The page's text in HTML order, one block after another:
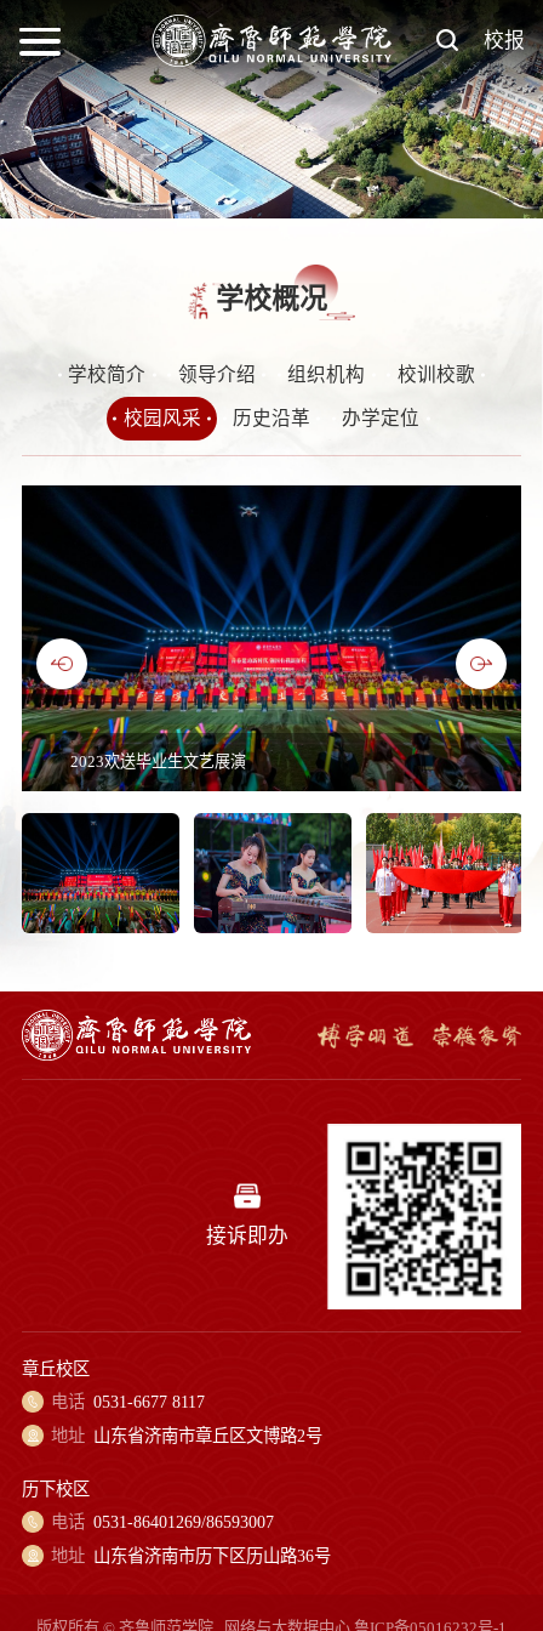
校报
学校概况
学校简介 领导介绍 组织机构 校训校歌
校园风采 历史沿革 办学定位
2023欢送毕业生文艺展演
接诉即办
章丘校区
电话 0531-6677 8117
地址 山东省济南市章丘区文博路2号
历下校区
电话 0531-86401269/86593007
地址 山东省济南市历下区历山路36号